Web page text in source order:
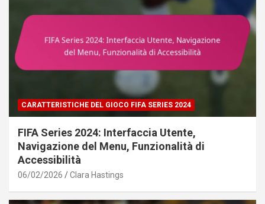
CARATTERISTICHE DEL GIOCO FIFA SERIES 2024
FIFA Series 2024: Interfaccia Utente,
Navigazione del Menu, Funzionalità di
Accessibilità
06/02/2026 Clara Hastings